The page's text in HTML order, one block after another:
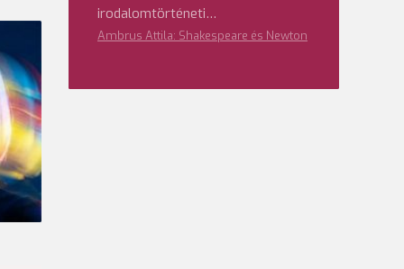
irodalomtörténeti…
Ambrus Attila: Shakespeare és Newton